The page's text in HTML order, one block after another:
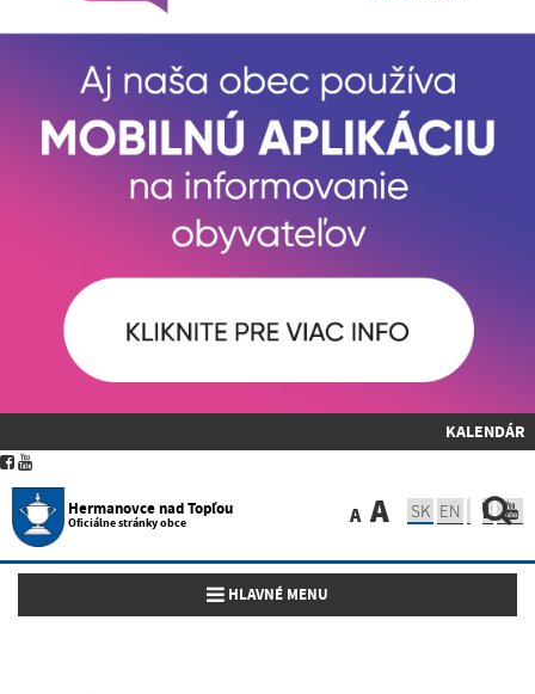
KALENDÁR
Hermanovce nad Topľou
Oficiálne stránky obce A A SK EN
Toggle navigation
HLAVNÉ MENU